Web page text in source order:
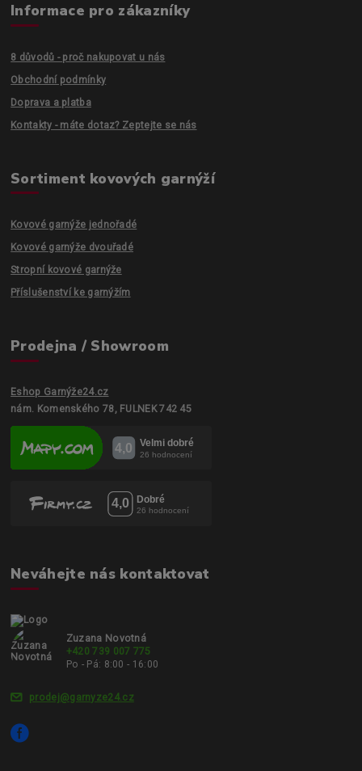
Informace pro zákazníky
8 důvodů - proč nakupovat u nás
Obchodní podmínky
Doprava a platba
Kontakty - máte dotaz? Zeptejte se nás
Sortiment kovových garnýží
Kovové garnýže jednořadé
Kovové garnýže dvouřadé
Stropní kovové garnýže
Příslušenství ke garnýžím
Prodejna / Showroom
Eshop Garnýže24.cz
nám. Komenského 78, FULNEK 742 45
Neváhejte nás kontaktovat
Zuzana Novotná
+420 739 007 775
Po - Pá: 8:00 - 16:00
prodej@garnyze24.cz